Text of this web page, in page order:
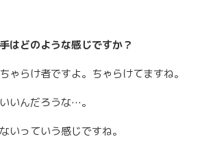
どのような感じですか？
ゃらけ者ですよ。ちゃらけてますね。
いんだろうな…。
いっていう感じですね。